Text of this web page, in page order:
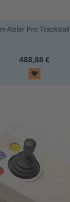
n-Abler Pro Trackball
488,88 €